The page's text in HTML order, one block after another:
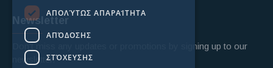
Newsletter
Don't miss any updates or promotions by signing up to our
newsletter.
ΑΠΟΛΎΤΩΣ ΑΠΑΡΑΊΤΗΤΑ
ΑΠΌΔΟΣΗΣ
ΣΤΌΧΕΥΣΗΣ